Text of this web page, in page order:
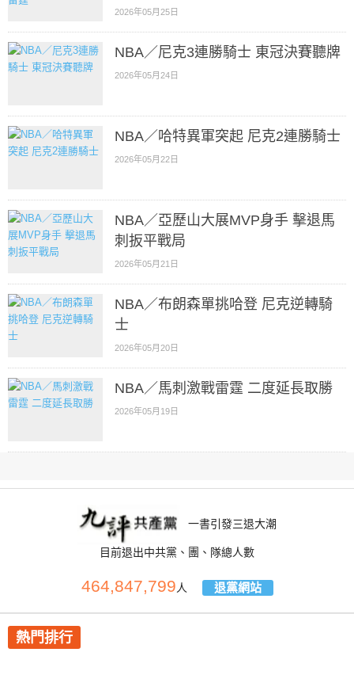
2026年05月25日
NBA／尼克3連勝騎士 東冠決賽聽牌
2026年05月24日
NBA／哈特異軍突起 尼克2連勝騎士
2026年05月22日
NBA／亞歷山大展MVP身手 擊退馬
刺扳平戰局
2026年05月21日
NBA／布朗森單挑哈登 尼克逆轉騎
士
2026年05月20日
NBA／馬刺激戰雷霆 二度延長取勝
2026年05月19日
一書引發三退大潮
目前退出中共黨、團、隊總人數
464,847,799人 退黨網站
熱門排行